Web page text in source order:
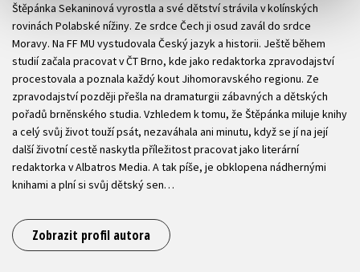
Štěpánka Sekaninová vyrostla a své dětství strávila v kolínských
rovinách Polabské nížiny. Ze srdce Čech ji osud zavál do srdce
Moravy. Na FF MU vystudovala Český jazyk a historii. Ještě během
studií začala pracovat v ČT Brno, kde jako redaktorka zpravodajství
procestovala a poznala každý kout Jihomoravského regionu. Ze
zpravodajství později přešla na dramaturgii zábavných a dětských
pořadů brněnského studia. Vzhledem k tomu, že Štěpánka miluje knihy
a celý svůj život touží psát, nezaváhala ani minutu, když se jí na její
další životní cestě naskytla příležitost pracovat jako literární
redaktorka v Albatros Media. A tak píše, je obklopena nádhernými
knihami a plní si svůj dětský sen…
Zobrazit profil autora